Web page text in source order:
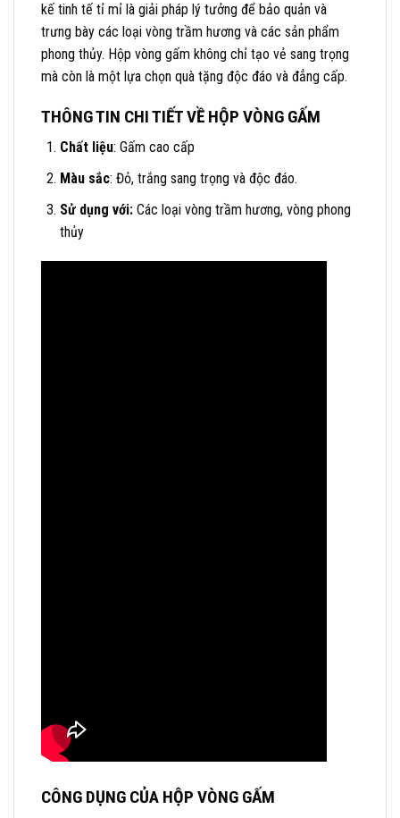
kế tinh tế tỉ mỉ là giải pháp lý tưởng để bảo quản và
trưng bày các loại vòng trầm hương và các sản phẩm
phong thủy. Hộp vòng gấm không chỉ tạo vẻ sang trọng
mà còn là một lựa chọn quà tặng độc đáo và đẳng cấp.
THÔNG TIN CHI TIẾT VỀ HỘP VÒNG GẤM
Chất liệu: Gấm cao cấp
Màu sắc: Đỏ, trắng sang trọng và độc đáo.
Sử dụng với: Các loại vòng trầm hương, vòng phong
thủy
CÔNG DỤNG CỦA HỘP VÒNG GẤM